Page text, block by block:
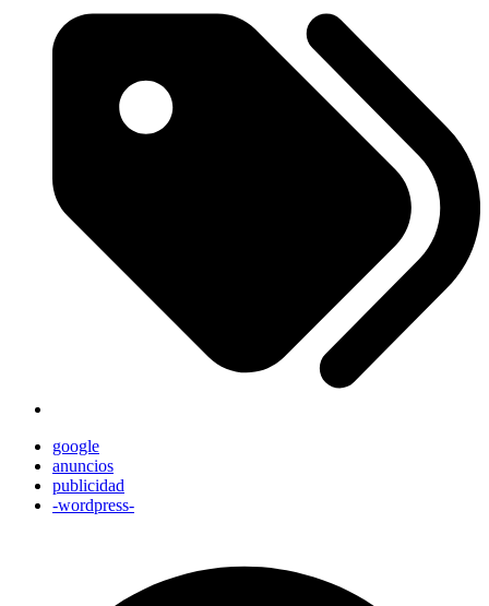
google
anuncios
publicidad
-wordpress-